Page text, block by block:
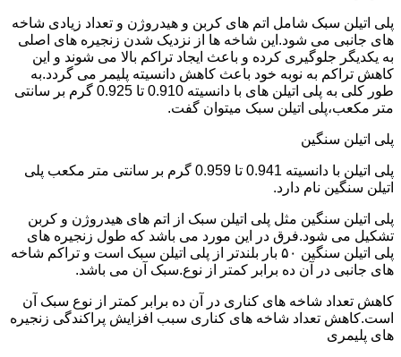
پلی اتیلن سبک شامل اتم های کربن و هیدروژن و تعداد زیادی شاخه
های جانبی می شود.این شاخه ها از نزدیک شدن زنجیره های اصلی
به یکدیگر جلوگیری کرده و باعث ایجاد تراکم بالا می شوند و این
کاهش تراکم به نوبه خود باعث کاهش دانسیته پلیمر می گردد.به
طور کلی به پلی اتیلن های با دانسیته 0.910 تا 0.925 گرم بر سانتی
متر مکعب،پلی اتیلن سبک میتوان گفت.
پلی اتیلن سنگین
پلی اتیلن با دانسیته 0.941 تا 0.959 گرم بر سانتی متر مکعب پلی
اتیلن سنگین نام دارد.
پلی اتیلن سنگین مثل پلی اتیلن سبک از اتم های هیدروژن و کربن
تشکیل می شود.فرق در این مورد می باشد که طول زنجیره های
پلی اتیلن سنگین ۵۰ بار بلندتر از پلی اتیلن سبک است و تراکم شاخه
های جانبی در آن ده برابر کمتر از نوع.سبک آن می باشد.
کاهش تعداد شاخه های کناری در آن ده برابر کمتر از نوع سبک آن
است.کاهش تعداد شاخه های کناری سبب افزایش پراکندگی زنجیره
های پلیمری